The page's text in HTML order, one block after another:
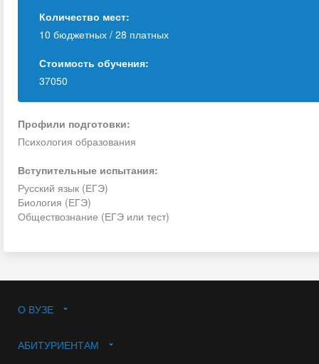
Количество мест:
10 бюджетных / 28 платных
Стоимость обучения:
37050
Профили подготовки:
Психология образования
Вступительные испытания:
Русский язык (ЕГЭ)
Биология (ЕГЭ)
Обществознание (ЕГЭ или тест)
О ВУЗЕ
АБИТУРИЕНТАМ